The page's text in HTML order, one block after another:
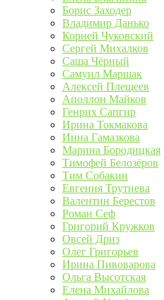
Борис Заходер
Владимир Данько
Корней Чуковский
Сергей Михалков
Саша Чёрный
Самуил Маршак
Алексей Плещеев
Аполлон Майков
Генрих Сапгир
Ирина Токмакова
Инна Гамазкова
Марина Бородицкая
Тимофей Белозёров
Тим Собакин
Евгения Трутнева
Валентин Берестов
Роман Сеф
Григорий Кружков
Овсей Дриз
Олег Григорьев
Ирина Пивоварова
Ольга Высотская
Елена Михайлова